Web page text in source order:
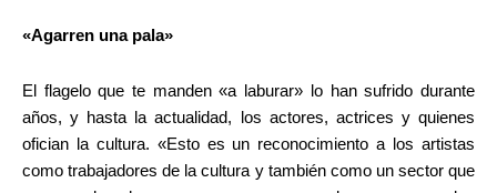
«Agarren una pala»
El flagelo que te manden «a laburar» lo han sufrido durante
años, y hasta la actualidad, los actores, actrices y quienes
ofician la cultura. «Esto es un reconocimiento a los artistas
como trabajadores de la cultura y también como un sector que